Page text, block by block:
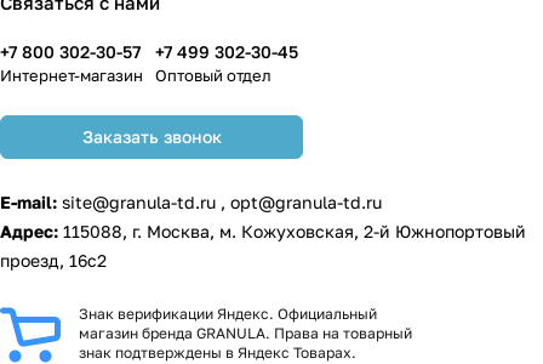
+7 800 302-30-57
Интернет-магазин
+7 499 302-30-45
Оптовый отдел
Заказать звонок
E-mail: site@granula-td.ru , opt@granula-td.ru
Адрес: 115088, г. Москва, м. Кожуховская, 2-й Южнопортовый
проезд, 16с2
Знак верификации Яндекс. Официальный
магазин бренда GRANULA. Права на товарный
знак подтверждены в Яндекс Товарах.